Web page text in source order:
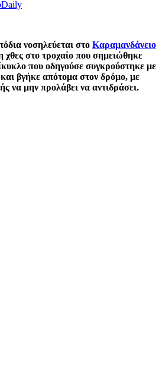
νοσηλεύεται στο Καραμανδάνειο
χθες στο τροχαίο που σημειώθηκε
που οδηγούσε συγκρούστηκε με
βγήκε απότομα στον δρόμο, με
να μην προλάβει να αντιδράσει.